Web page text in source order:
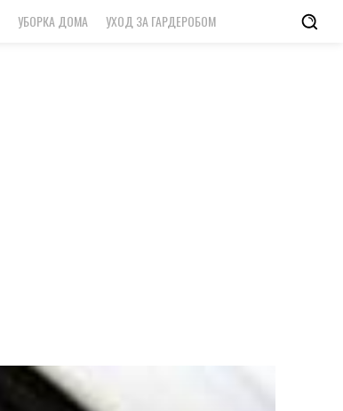
УБОРКА ДОМА УХОД ЗА ГАРДЕРОБОМ